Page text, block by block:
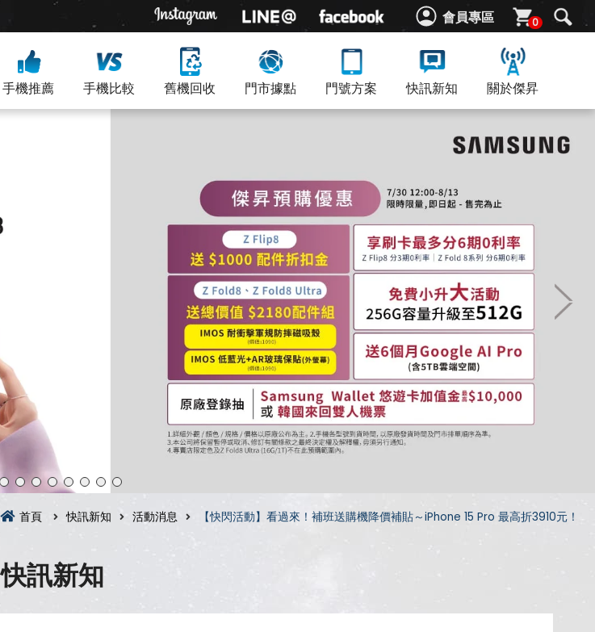
會員專區 0
手機推薦 手機比較 舊機回收 門市據點 門號方案 快訊新知 關於傑昇
首頁 快訊新知 活動消息 【快閃活動】看過來！補班送購機降價補貼～iPhone 15 Pro 最高折3910元！
快訊新知